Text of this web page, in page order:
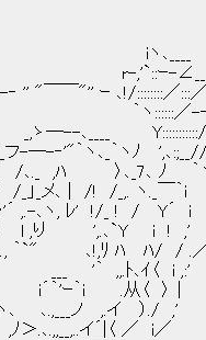
∠__
､!/::::::::／:::
／-‐r
_｀ヽﾉ ',､
〉､_7､ ﾉ ｀
､ | /! /_,. ヽ._￣｀
､ヽ, ﾚ' !/_ ! / Y´
i l ,り ',.､`Y i ! ,'
ﾘ ﾊ ﾊ/ / .／ いつ
'｀ ,,.ﾄ､ｲ〈 i ,:'
｀i .从〈 〉｜ 降
ノ ,.イ ）./ ,'
イ´|〈 ／ i／